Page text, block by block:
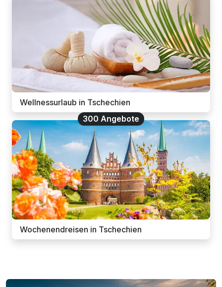
Wellnessurlaub in Tschechien
300 Angebote
Wochenendreisen in Tschechien